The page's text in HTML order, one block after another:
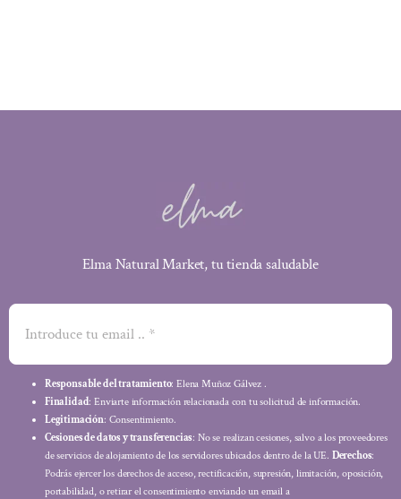
Elma Natural Market, tu tienda saludable
Responsable del tratamiento: Elena Muñoz Gálvez .
Finalidad: Enviarte información relacionada con tu solicitud de información.
Legitimación: Consentimiento.
Cesiones de datos y transferencias: No se realizan cesiones, salvo a los proveedores
de servicios de alojamiento de los servidores ubicados dentro de la UE. Derechos:
Podrás ejercer los derechos de acceso, rectificación, supresión, limitación, oposición,
portabilidad, o retirar el consentimiento enviando un email a